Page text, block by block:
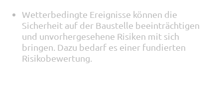
Wetterbedingte Ereignisse können die
Sicherheit auf der Baustelle beeinträchtigen
und unvorhergesehene Risiken mit sich
bringen. Dazu bedarf es einer fundierten
Risikobewertung.